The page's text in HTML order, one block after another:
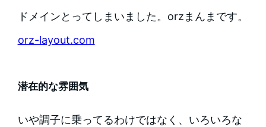
ドメインとってしまいました。orzまんまです。
orz-layout.com
潜在的な雰囲気
いや調子に乗ってるわけではなく、いろいろな